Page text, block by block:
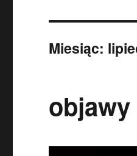
Miesiąc: